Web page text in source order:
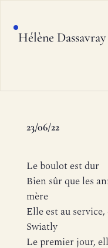
Hélène Dassavray
23/06/22
Le boulot est dur
Bien sûr que les
mère
Elle est au
Swiatly
Le premier jour,